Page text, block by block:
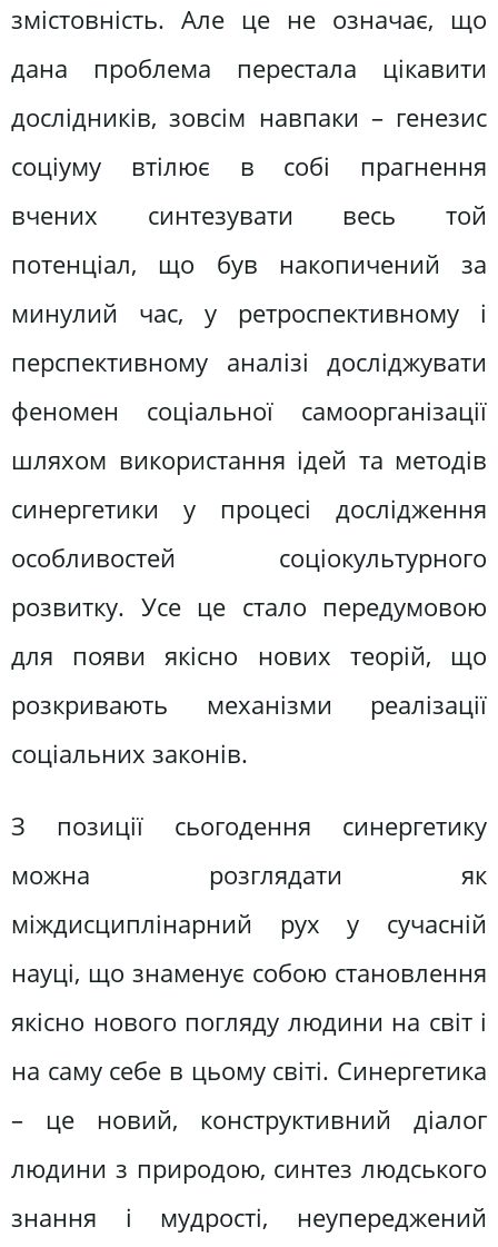
змістовність. Але це не означає, що
дана проблема перестала цікавити
дослідників, зовсім навпаки – генезис
соціуму втілює в собі прагнення
вчених синтезувати весь той
потенціал, що був накопичений за
минулий час, у ретроспективному і
перспективному аналізі досліджувати
феномен соціальної самоорганізації
шляхом використання ідей та методів
синергетики у процесі дослідження
особливостей соціокультурного
розвитку. Усе це стало передумовою
для появи якісно нових теорій, що
розкривають механізми реалізації
соціальних законів.
З позиції сьогодення синергетику
можна розглядати як
міждисциплінарний рух у сучасній
науці, що знаменує собою становлення
якісно нового погляду людини на світ і
на саму себе в цьому світі. Синергетика
– це новий, конструктивний діалог
людини з природою, синтез людського
знання і мудрості, неупереджений